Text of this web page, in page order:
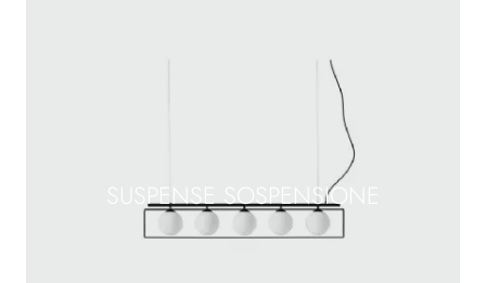
SUSPENSE SOSPENSIONE